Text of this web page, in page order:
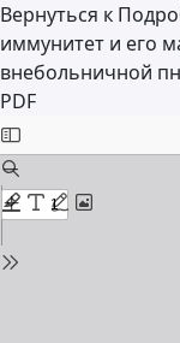
Вернуться к
иммунитет и его
внебольничной
PDF